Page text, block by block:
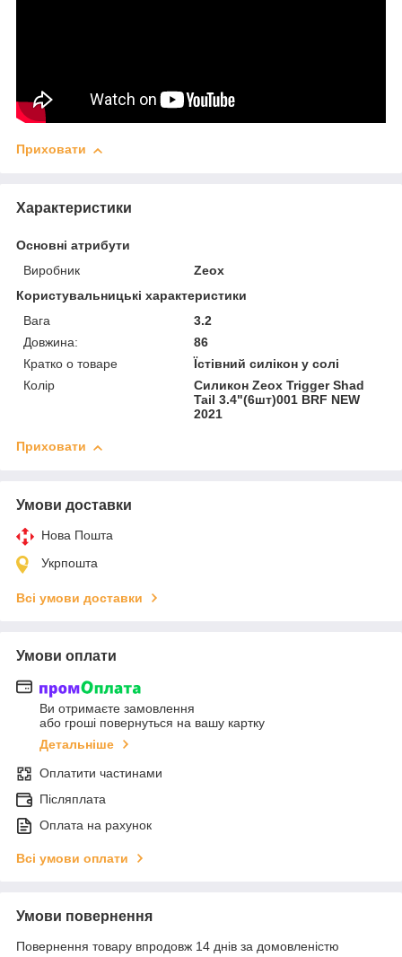
Приховати
Характеристики
Основні атрибути
Виробник
Zeox
Користувальницькі характеристики
Вага
3.2
Довжина:
86
Кратко о товаре
Їстівний силікон у солі
Колір
Силикон Zeox Trigger Shad
Tail 3.4"(6шт)001 BRF NEW
2021
Приховати
Умови доставки
Нова Пошта
Укрпошта
Всі умови доставки
Умови оплати
Ви отримаєте замовлення
або гроші повернуться на вашу картку
Детальніше
Оплатити частинами
Післяплата
Оплата на рахунок
Всі умови оплати
Умови повернення
Повернення товару впродовж 14 днів за домовленістю